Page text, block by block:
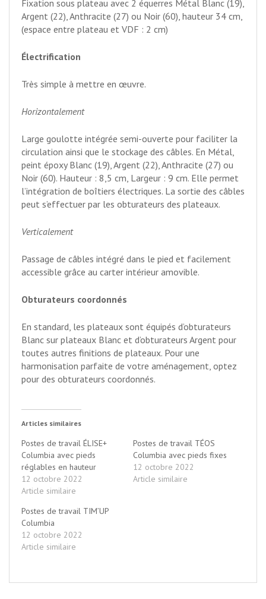
Fixation sous plateau avec 2 équerres Métal Blanc (19),
Argent (22), Anthracite (27) ou Noir (60), hauteur 34 cm,
(espace entre plateau et VDF : 2 cm)
Électrification
Très simple à mettre en œuvre.
Horizontalement
Large goulotte intégrée semi-ouverte pour faciliter la
circulation ainsi que le stockage des câbles. En Métal,
peint époxy Blanc (19), Argent (22), Anthracite (27) ou
Noir (60). Hauteur : 8,5 cm, Largeur : 9 cm. Elle permet
l’intégration de boîtiers électriques. La sortie des câbles
peut s’effectuer par les obturateurs des plateaux.
Verticalement
Passage de câbles intégré dans le pied et facilement
accessible grâce au carter intérieur amovible.
Obturateurs coordonnés
En standard, les plateaux sont équipés d’obturateurs
Blanc sur plateaux Blanc et d’obturateurs Argent pour
toutes autres finitions de plateaux. Pour une
harmonisation parfaite de votre aménagement, optez
pour des obturateurs coordonnés.
Articles similaires
Postes de travail ÉLISE+
Columbia avec pieds
réglables en hauteur
12 octobre 2022
Article similaire
Postes de travail TÉOS
Columbia avec pieds fixes
12 octobre 2022
Article similaire
Postes de travail TIM’UP
Columbia
12 octobre 2022
Article similaire